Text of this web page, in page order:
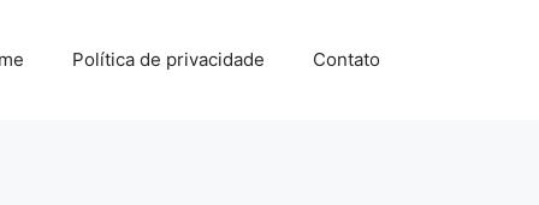
Política de privacidade Contato